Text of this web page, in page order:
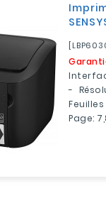
-
Page: